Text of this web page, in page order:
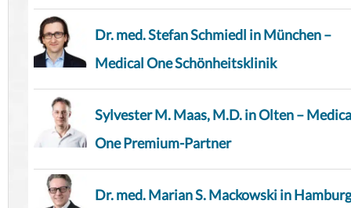
Dr. med. Stefan Schmiedl in München –
Medical One Schönheitsklinik
Sylvester M. Maas, M.D. in Olten –
One Premium-Partner
Dr. med. Marian S. Mackowski in